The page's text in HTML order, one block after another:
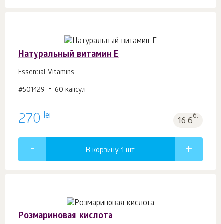
Натуральный витамин E
Essential Vitamins
#501429 60 капсул
270 lei 16.6б.
В корзину 1 шт.
Розмариновая кислота